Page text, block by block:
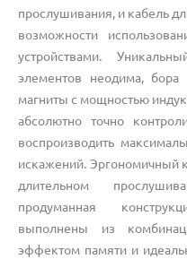
прослушивания, и кабель
возможности
устройствами.
элементов неодима, бора
магниты с мощностью
абсолютно точно
воспроизводить
искажений. Эргономичный
длительном
продуманная
выполнены из
эффектом памяти и